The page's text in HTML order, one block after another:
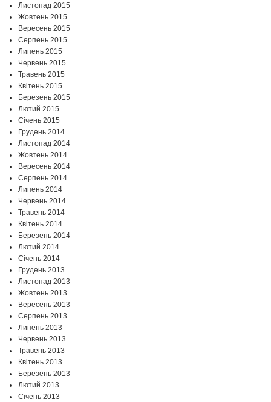
Листопад 2015
Жовтень 2015
Вересень 2015
Серпень 2015
Липень 2015
Червень 2015
Травень 2015
Квітень 2015
Березень 2015
Лютий 2015
Січень 2015
Грудень 2014
Листопад 2014
Жовтень 2014
Вересень 2014
Серпень 2014
Липень 2014
Червень 2014
Травень 2014
Квітень 2014
Березень 2014
Лютий 2014
Січень 2014
Грудень 2013
Листопад 2013
Жовтень 2013
Вересень 2013
Серпень 2013
Липень 2013
Червень 2013
Травень 2013
Квітень 2013
Березень 2013
Лютий 2013
Січень 2013